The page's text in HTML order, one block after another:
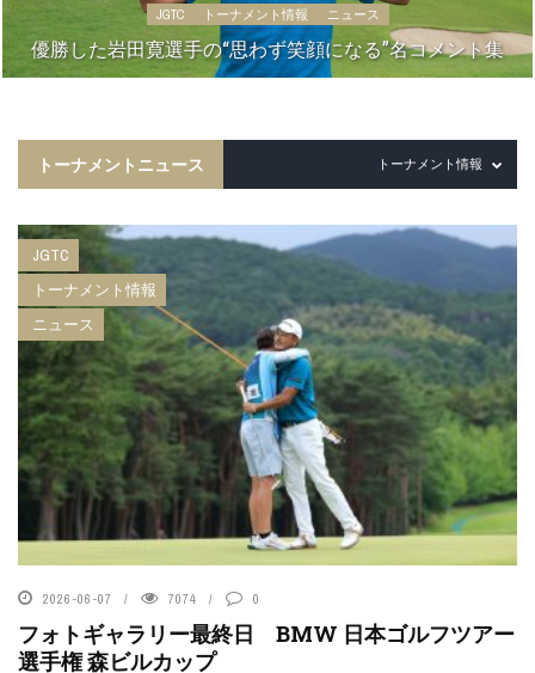
JGTC トーナメント情報 ニュース
優勝した岩田寛選手の“思わず笑顔になる”名コメント集
トーナメントニュース トーナメント情報
JGTC
トーナメント情報
ニュース
2026-06-07 7074 0
フォトギャラリー最終日 BMW 日本ゴルフツアー
選手権 森ビルカップ